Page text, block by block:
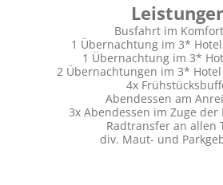
Busfahrt im
1 Übernachtung im 3*
1 Übernachtung im 3*
2 Übernachtungen im 3* Hotel
4x
Abendessen am
3x Abendessen im Zuge der
Radtransfer an allen
div. Maut- und